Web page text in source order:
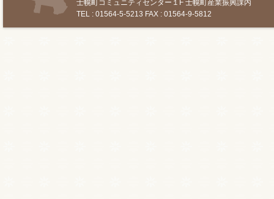
士幌町コミュニティセンター１F 士幌町産業振興課内
TEL : 01564-5-5213 FAX : 01564-9-5812